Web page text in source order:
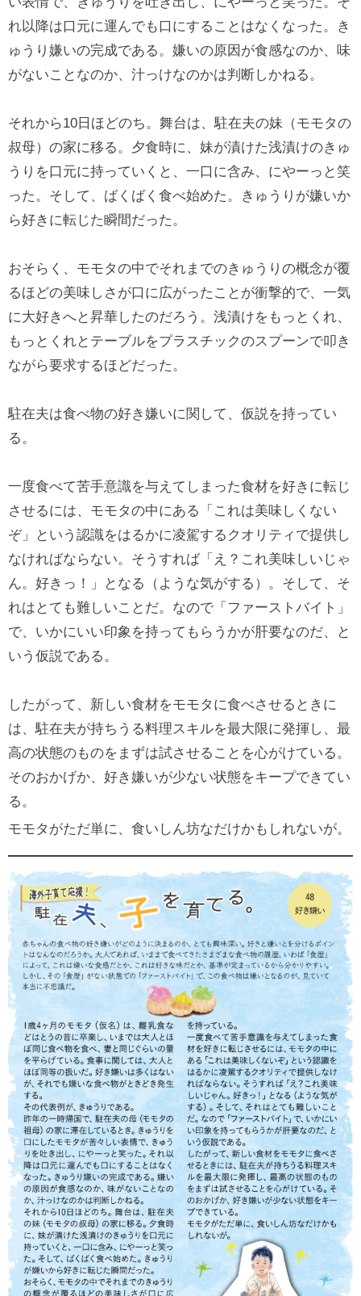
れ以降は口元に運んでも口にすることはなくなった。き
ゅうり嫌いの完成である。嫌いの原因が食感なのか、味
がないことなのか、汁っけなのかは判断しかねる。
それから10日ほどのち。舞台は、駐在夫の妹（モモタの
叔母）の家に移る。夕食時に、妹が漬けた浅漬けのきゅ
うりを口元に持っていくと、一口に含み、にやーっと笑
った。そして、ばくばく食べ始めた。きゅうりが嫌いか
ら好きに転じた瞬間だった。
おそらく、モモタの中でそれまでのきゅうりの概念が覆
るほどの美味しさが口に広がったことが衝撃的で、一気
に大好きへと昇華したのだろう。浅漬けをもっとくれ、
もっとくれとテーブルをプラスチックのスプーンで叩き
ながら要求するほどだった。
駐在夫は食べ物の好き嫌いに関して、仮説を持ってい
る。
一度食べて苦手意識を与えてしまった食材を好きに転じ
させるには、モモタの中にある「これは美味しくない
ぞ」という認識をはるかに凌駕するクオリティで提供し
なければならない。そうすれば「え？これ美味しいじゃ
ん。好きっ！」となる（ような気がする）。そして、そ
れはとても難しいことだ。なので「ファーストバイト」
で、いかにいい印象を持ってもらうかが肝要なのだ、と
いう仮説である。
したがって、新しい食材をモモタに食べさせるときに
は、駐在夫が持ちうる料理スキルを最大限に発揮し、最
高の状態のものをまずは試させることを心がけている。
そのおかげか、好き嫌いが少ない状態をキープできてい
る。
モモタがただ単に、食いしん坊なだけかもしれないが。